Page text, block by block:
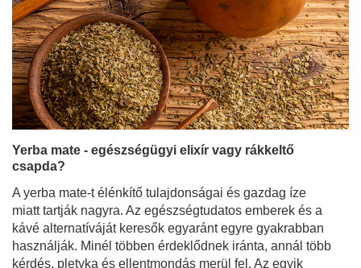
Yerba mate - egészségügyi elixír vagy rákkeltő
csapda?
A yerba mate-t élénkítő tulajdonságai és gazdag íze
miatt tartják nagyra. Az egészségtudatos emberek és a
kávé alternatíváját keresők egyaránt egyre gyakrabban
használják. Minél többen érdeklődnek iránta, annál több
kérdés, pletyka és ellentmondás merül fel. Az egyik